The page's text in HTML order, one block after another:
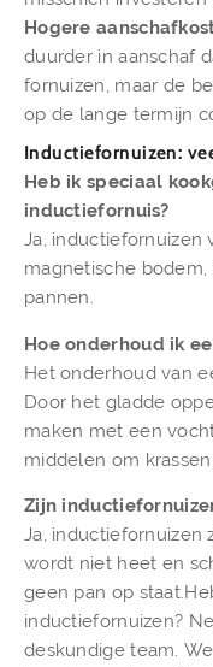
Hogere
duurder in aanschaf
fornuizen, maar de
op de lange termijn
Inductiefornuizen:
Heb ik speciaal
inductiefornuis?
Ja, inductiefornuizen
magnetische
pannen.
Hoe onderhoud ik
Het onderhoud van
Door het gladde
maken met een
middelen om
Zijn
Ja, inductiefornuizen
wordt niet heet en
geen pan op
inductiefornuizen?
deskundige team.